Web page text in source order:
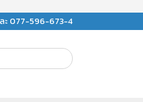
ะ 077-596-673-4